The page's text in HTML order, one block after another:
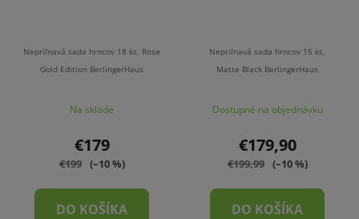
Nepriľnavá sada hrncov 18 ks, Rose
Gold Edition BerlingerHaus
Na sklade
€179
€199 (–10 %)
DO KOŠÍKA
Nepriľnavá sada hrncov 15 ks,
Matte Black BerlingerHaus
Dostupné na objednávku
€179,90
€199,99 (–10 %)
DO KOŠÍKA